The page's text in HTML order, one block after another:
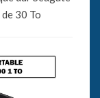
30 To